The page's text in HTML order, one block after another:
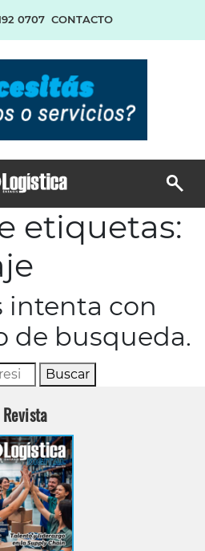
0707 CONTACTO
etiquetas:
intenta con
de busqueda.
Buscar
Revista